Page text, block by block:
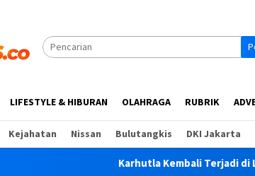
LIFESTYLE & HIBURAN OLAHRAGA RUBRIK
Kejahatan Nissan Bulutangkis DKI Jakarta
Karhutla Kembali Terjadi di Lolak II, Tim